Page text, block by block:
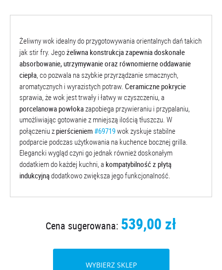
Żeliwny wok idealny do przygotowywania orientalnych dań takich
jak stir fry. Jegożeliwna konstrukcja zapewnia doskonałe
absorbowanie, utrzymywanie oraz równomierne oddawanie
ciepła, co pozwala na szybkie przyrządzanie smacznych,
aromatycznych i wyrazistych potraw. Ceramiczne pokrycie
sprawia, że wok jest trwały i łatwy w czyszczeniu, a
porcelanowa powłokazapobiega przywieraniu i przypalaniu,
umożliwiając gotowanie z mniejszą ilością tłuszczu. W
połączeniu z pierścieniem #69719wok zyskuje stabilne
podparcie podczas użytkowania na kuchence bocznej grilla.
Elegancki wygląd czyni go jednak również doskonałym
dodatkiem do każdej kuchni, a kompatybilność z płytą
indukcyjnądodatkowo zwiększa jego funkcjonalność.
Cena sugerowana: 539,00 zł
WYBIERZ SKLEP